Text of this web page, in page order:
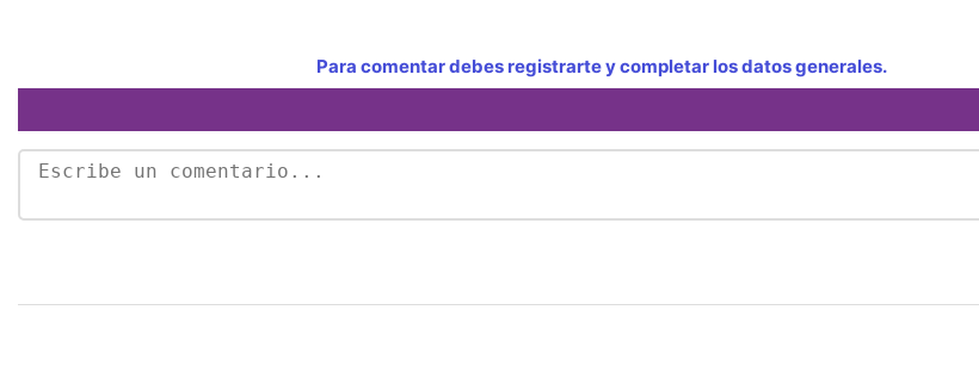
Para comentar debes registrarte y completar los datos generales.